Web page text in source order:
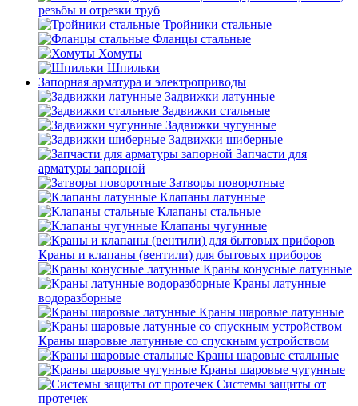
резьбы и отрезки труб
Тройники стальные
Фланцы стальные
Хомуты
Шпильки
Запорная арматура и электроприводы
Задвижки латунные
Задвижки стальные
Задвижки чугунные
Задвижки шиберные
Запчасти для
арматуры запорной
Затворы поворотные
Клапаны латунные
Клапаны стальные
Клапаны чугунные
Краны и клапаны (вентили) для бытовых приборов
Краны конусные латунные
Краны латунные
водоразборные
Краны шаровые латунные
Краны шаровые латунные со спускным устройством
Краны шаровые стальные
Краны шаровые чугунные
Системы защиты от
протечек